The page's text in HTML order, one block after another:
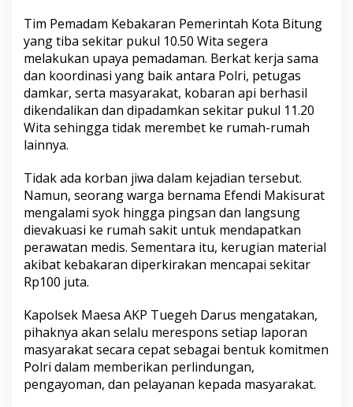
Tim Pemadam Kebakaran Pemerintah Kota Bitung
yang tiba sekitar pukul 10.50 Wita segera
melakukan upaya pemadaman. Berkat kerja sama
dan koordinasi yang baik antara Polri, petugas
damkar, serta masyarakat, kobaran api berhasil
dikendalikan dan dipadamkan sekitar pukul 11.20
Wita sehingga tidak merembet ke rumah-rumah
lainnya.
Tidak ada korban jiwa dalam kejadian tersebut.
Namun, seorang warga bernama Efendi Makisurat
mengalami syok hingga pingsan dan langsung
dievakuasi ke rumah sakit untuk mendapatkan
perawatan medis. Sementara itu, kerugian material
akibat kebakaran diperkirakan mencapai sekitar
Rp100 juta.
Kapolsek Maesa AKP Tuegeh Darus mengatakan,
pihaknya akan selalu merespons setiap laporan
masyarakat secara cepat sebagai bentuk komitmen
Polri dalam memberikan perlindungan,
pengayoman, dan pelayanan kepada masyarakat.